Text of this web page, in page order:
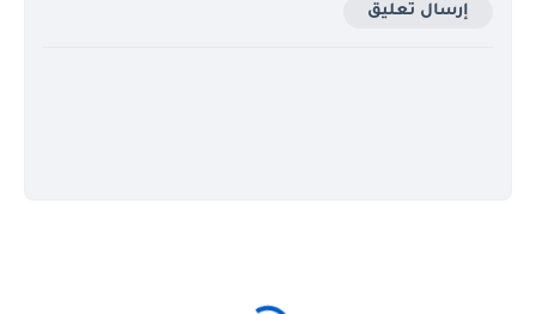
إرسال تعليق